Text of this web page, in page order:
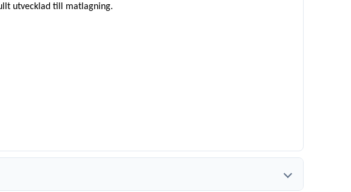
utvecklad till matlagning.